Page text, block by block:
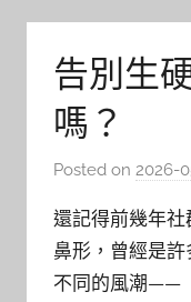
告別生
嗎？
Posted on 2026-
還記得前幾年
鼻形，曾經是
不同的風潮——